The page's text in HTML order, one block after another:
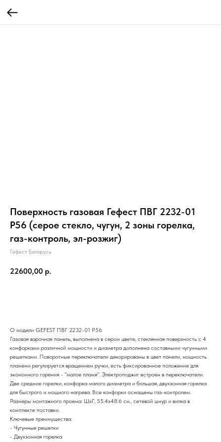
Поверхность газовая Гефест ПВГ 2232-01
Р56 (серое стекло, чугун, 2 зоны горелка,
газ-контроль, эл-розжиг)
Гефест Беларусь
22600,00 р.
О модели GEFEST ПВГ 2232-01 Р56
Газовая варочная панель, выполнена в сером цвете, стеклянная поверхность с 4
конфорками различной мощности и диаметра дополнена составными чугунными
решетками. Поворотные переключатели декорированы в цвет панели, мощность
пламени регулируется вращением ручки, есть фиксированное положение для
экономного горения - "малое пламя". Электроподжиг встроен в переключатели.
Две средние горелки, конфорка малого диаметра и большая, двухзонная горелка
для быстрого и мощного нагрева. Все конфорки оснащены газ-контролем.
Размеры монтажного проема: ШхГ, 55.4x48.6 см., сетевой шнур и вилка в
комплекте поставки.
Ключевые преимущества:
- Чугунные решетки
- Двухзонная горелка